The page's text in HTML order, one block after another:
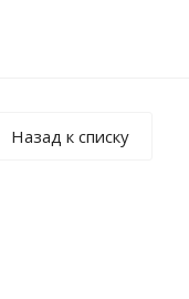
Назад к списку